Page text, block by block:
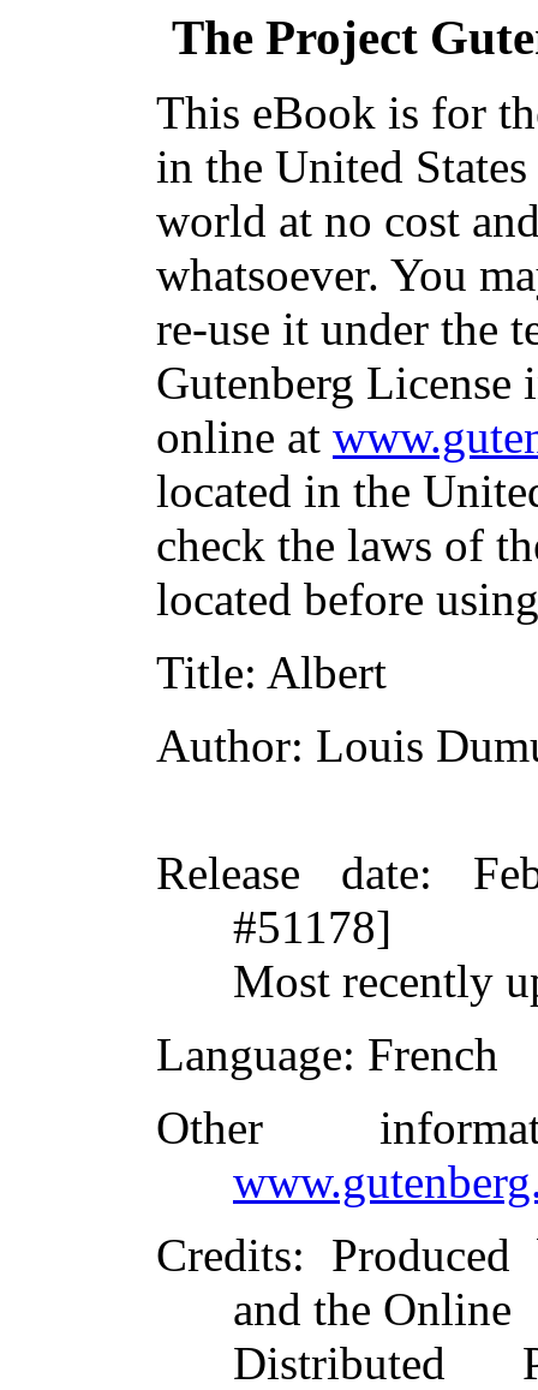
The Project
This eBook is for
in the United
world at no cost
whatsoever. You
re-use it under the
Gutenberg
online at
located in the
check the laws of
located before
Title: Albert
Author: Louis
Release date:
#51178]
Most recently
Language: French
Other
Credits:
and the Online
Distributed